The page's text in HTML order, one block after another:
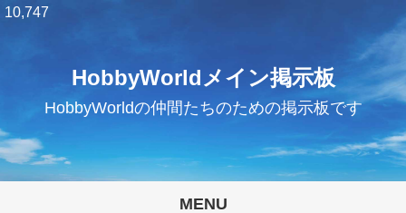
HobbyWorldメイン掲示板
HobbyWorldの仲間たちのための掲示板です
MENU
10,747